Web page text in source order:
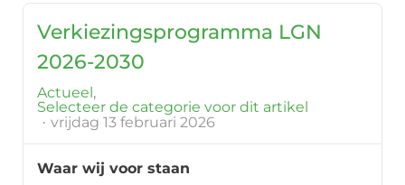
Verkiezingsprogramma LGN
2026-2030
Actueel
Selecteer de categorie voor dit artikel
vrijdag 13 februari 2026
Waar wij voor staan